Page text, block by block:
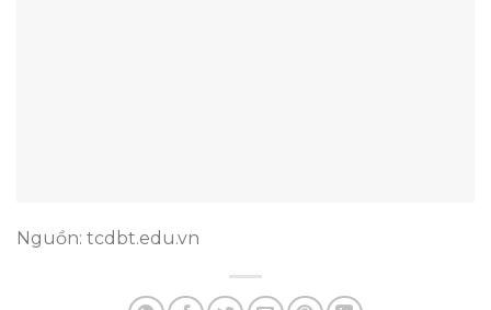
Nguồn: tcdbt.edu.vn